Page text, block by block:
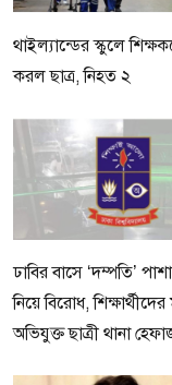
থাইল্যান্ডের স্কুলে
করল ছাত্র, নিহত ২
ঢাবির বাসে ‘দম্পতি’
নিয়ে বিরোধ,
অভিযুক্ত ছাত্রী থানা